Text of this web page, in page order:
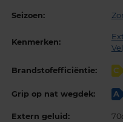
Seizoen:
Kenmerken:
Brandstofefficiëntie: C
Grip op nat wegdek: A
Extern geluid: